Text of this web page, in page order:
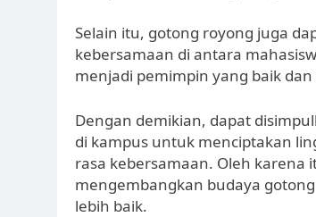
Selain itu, gotong royong juga
kebersamaan di antara
menjadi pemimpin yang baik
Dengan demikian, dapat
di kampus untuk menciptakan
rasa kebersamaan. Oleh karena
mengembangkan budaya
lebih baik.